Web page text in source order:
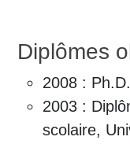
Diplômes
2008 :
2003 :
scolaire,